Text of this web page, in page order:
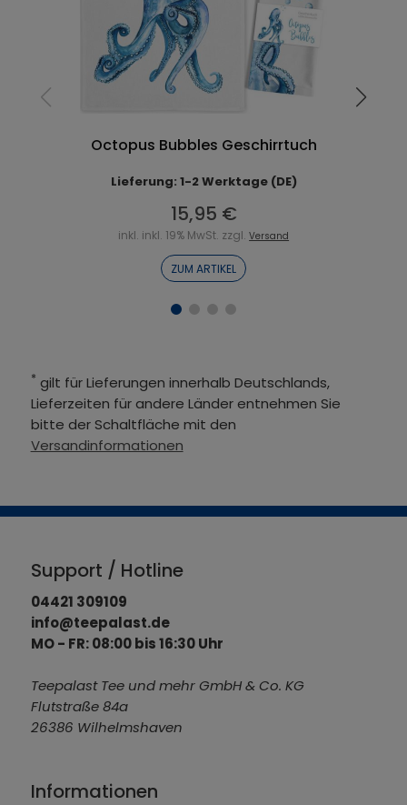
Octopus Bubbles Geschirrtuch
Lieferung: 1-2 Werktage (DE)
15,95 €
inkl. inkl. 19% MwSt. zzgl.Versand
ZUM ARTIKEL
* gilt für Lieferungen innerhalb Deutschlands,
Lieferzeiten für andere Länder entnehmen Sie
bitte der Schaltfläche mit den
Versandinformationen
Support / Hotline
04421 309109
info@teepalast.de
MO - FR: 08:00 bis 16:30 Uhr
Teepalast Tee und mehr GmbH & Co. KG
Flutstraße 84a
26386 Wilhelmshaven
Informationen